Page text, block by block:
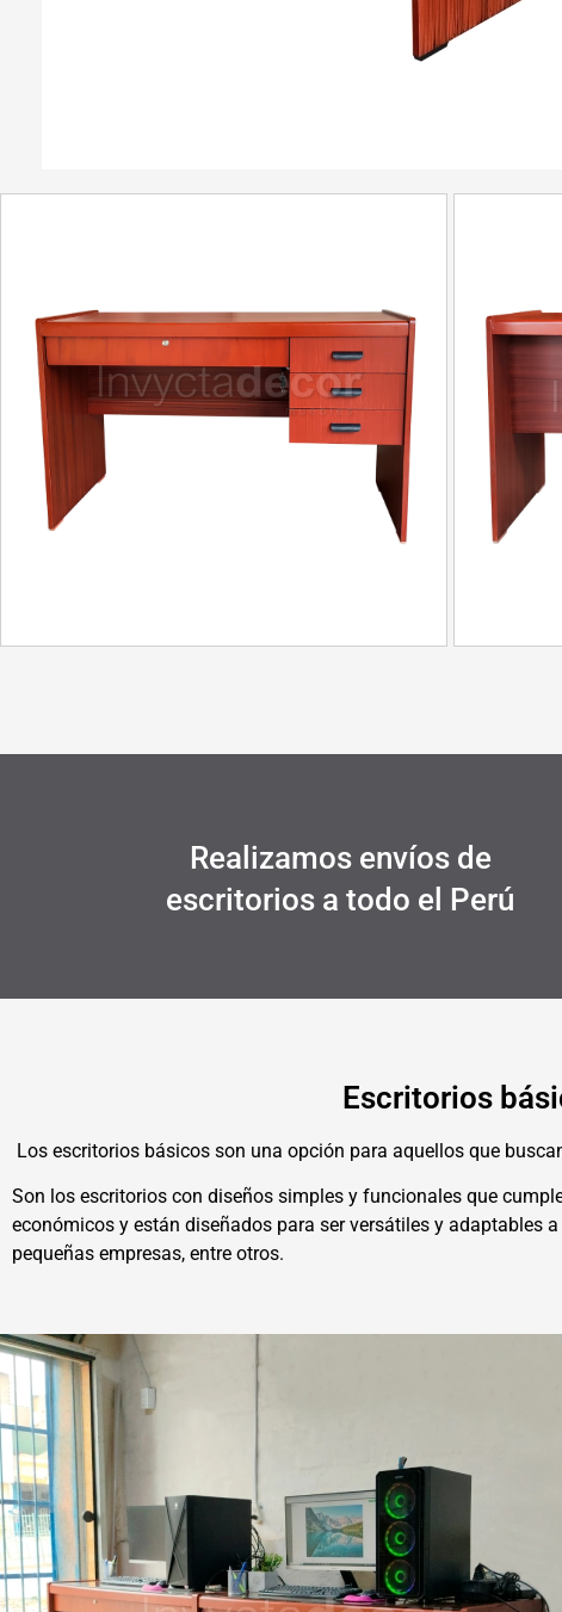
Realizamos envíos de
escritorios a todo el Perú
Escritorios
Los escritorios básicos son una opción para aquellos que
Son los escritorios con diseños simples y funcionales que
económicos y están diseñados para ser versátiles y adaptables
pequeñas empresas, entre otros.